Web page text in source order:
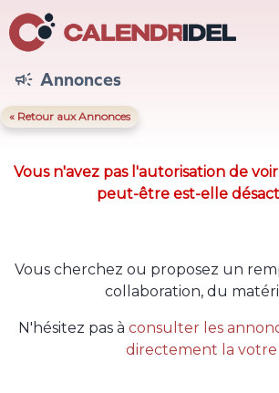
 Annonces
« Retour aux Annonces
Vous n'avez pas l'autorisation de
peut-être est-elle
Vous cherchez ou proposez un
collaboration, du
N'hésitez pas à consulter les
directement la votre